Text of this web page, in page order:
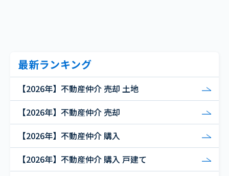
最新ランキング
【2026年】不動産仲介 売却 土地
【2026年】不動産仲介 売却
【2026年】不動産仲介 購入
【2026年】不動産仲介 購入 戸建て